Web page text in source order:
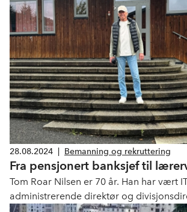
28.08.2024 Bemanning og rekruttering
Fra pensjonert banksjef til
Tom Roar Nilsen er 70 år. Han har vært
administrerende direktør og